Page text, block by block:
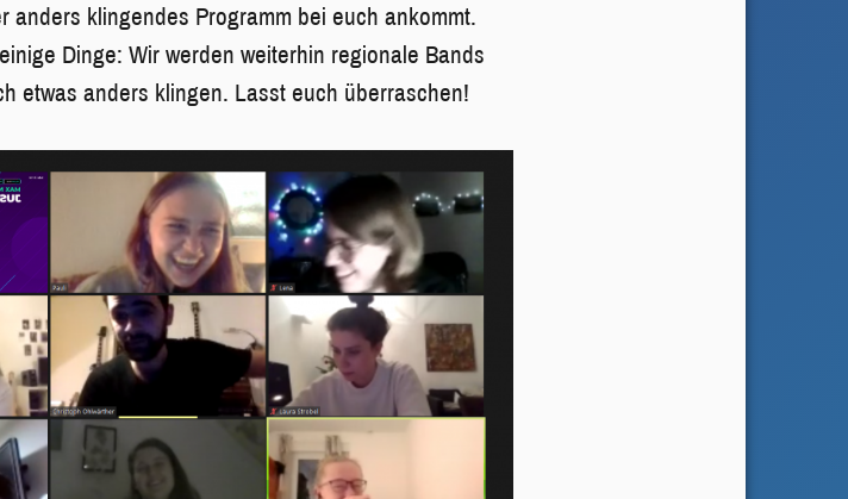
anders klingendes Programm bei euch ankommt.
Dinge: Wir werden weiterhin regionale Bands
etwas anders klingen. Lasst euch überraschen!